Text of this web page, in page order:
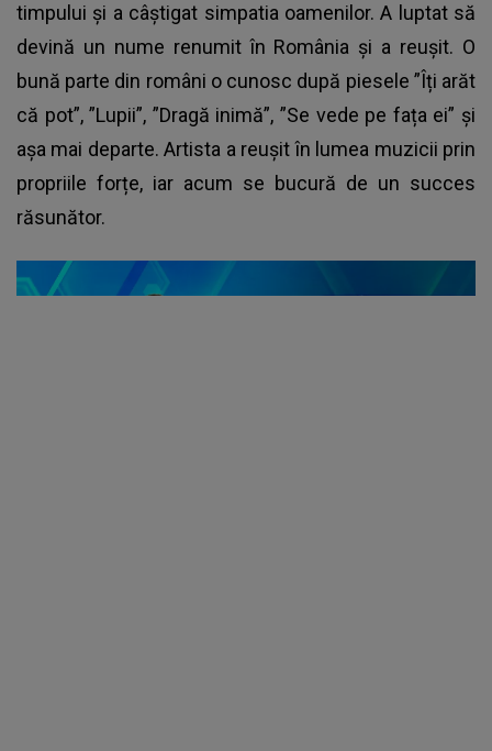
timpului și a câștigat simpatia oamenilor. A luptat să
devină un nume renumit în România și a reușit. O
bună parte din români o cunosc după piesele ”Îți arăt
că pot”, ”Lupii”, ”Dragă inimă”, ”Se vede pe fața ei” și
așa mai departe. Artista a reușit în lumea muzicii prin
propriile forțe, iar acum se bucură de un succes
răsunător.